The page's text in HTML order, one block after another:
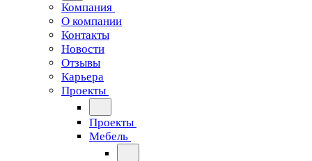
Компания
О компании
Контакты
Новости
Отзывы
Карьера
Проекты
Проекты
Мебель